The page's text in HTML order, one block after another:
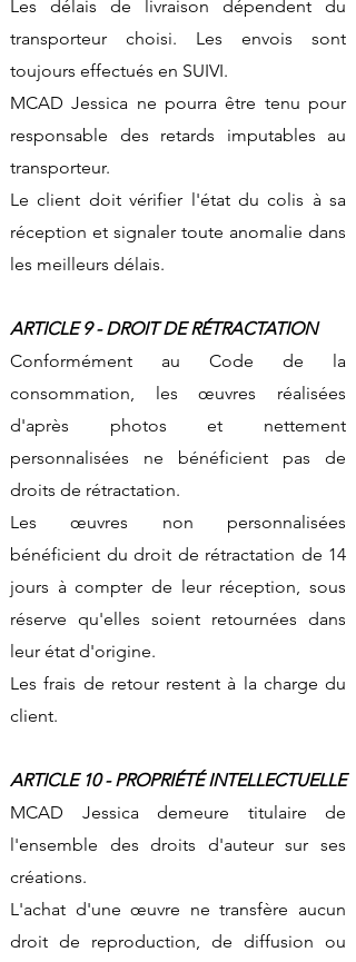
Les délais de livraison dépendent du
transporteur choisi. Les envois sont
toujours effectués en SUIVI.
MCAD Jessica ne pourra être tenu pour
responsable des retards imputables au
transporteur.
Le client doit vérifier l'état du colis à sa
réception et signaler toute anomalie dans
les meilleurs délais.
ARTICLE 9 - DROIT DE RÉTRACTATION
Conformément au Code de la
consommation, les œuvres réalisées
d'après photos et nettement
personnalisées ne bénéficient pas de
droits de rétractation.
Les œuvres non personnalisées
bénéficient du droit de rétractation de 14
jours à compter de leur réception, sous
réserve qu'elles soient retournées dans
leur état d'origine.
Les frais de retour restent à la charge du
client.
ARTICLE 10 - PROPRIÉTÉ INTELLECTUELLE
MCAD Jessica demeure titulaire de
l'ensemble des droits d'auteur sur ses
créations.
L'achat d'une œuvre ne transfère aucun
droit de reproduction, de diffusion ou